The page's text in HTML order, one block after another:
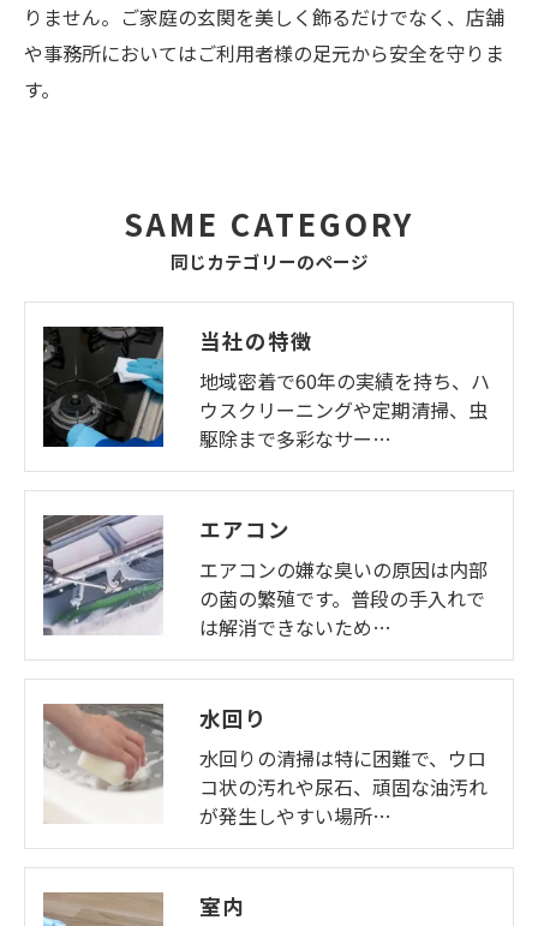
りません。ご家庭の玄関を美しく飾るだけでなく、店舗
や事務所においてはご利用者様の足元から安全を守りま
す。
同じカテゴリーのページ
SAME CATEGORY
当社の特徴
地域密着で60年の実績を持ち、ハ
ウスクリーニングや定期清掃、虫
駆除まで多彩なサー…
エアコン
エアコンの嫌な臭いの原因は内部
の菌の繁殖です。普段の手入れで
は解消できないため…
水回り
水回りの清掃は特に困難で、ウロ
コ状の汚れや尿石、頑固な油汚れ
が発生しやすい場所…
室内